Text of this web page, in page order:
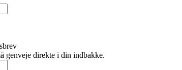
genveje direkte i din indbakke.